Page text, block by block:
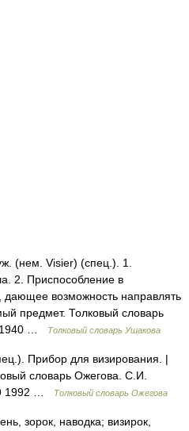
(нем. Visier) (спец.). 1.
2. Приспособление в
возможность направлять
предмет. Толковый словарь
1940 …
Толковый словарь Ушакова
Прибор для визирования. |
словарь Ожегова. С.И.
1992 …
Толковый словарь Ожегова
зорок, наводка; визирок,